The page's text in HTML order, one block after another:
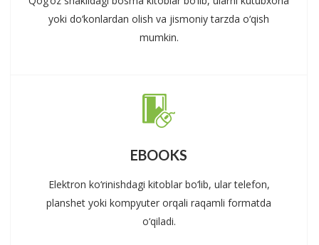
yoki do‘konlardan olish va jismoniy tarzda o‘qish
mumkin.
EBOOKS
Elektron ko‘rinishdagi kitoblar bo‘lib, ular telefon,
planshet yoki kompyuter orqali raqamli formatda
o‘qiladi.